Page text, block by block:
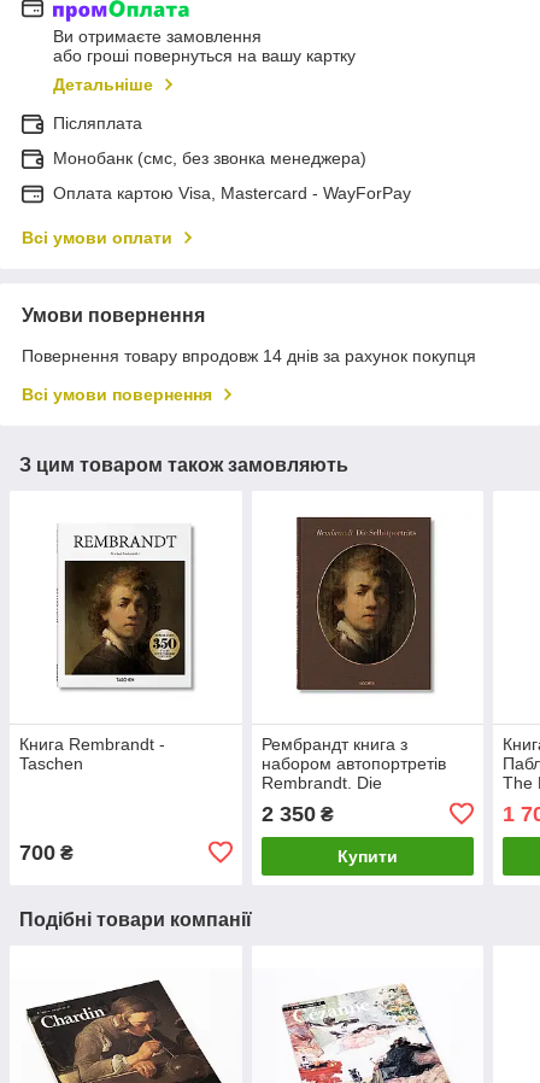
Ви отримаєте замовлення
або гроші повернуться на вашу картку
Детальніше
Післяплата
Монобанк (смс, без звонка менеджера)
Оплата картою Visa, Mastercard - WayForPay
Всі умови оплати
Умови повернення
Повернення товару впродовж 14 днів за рахунок покупця
Всі умови повернення
З цим товаром також замовляють
Книга Rembrandt -
Taschen
700 ₴
Рембрандт книга з
набором автопортретів
Rembrandt. Die
Selbstporträts. Marieke de
Winkel живопис книги
2 350₴
Купити
The
1
Подібні товари компанії